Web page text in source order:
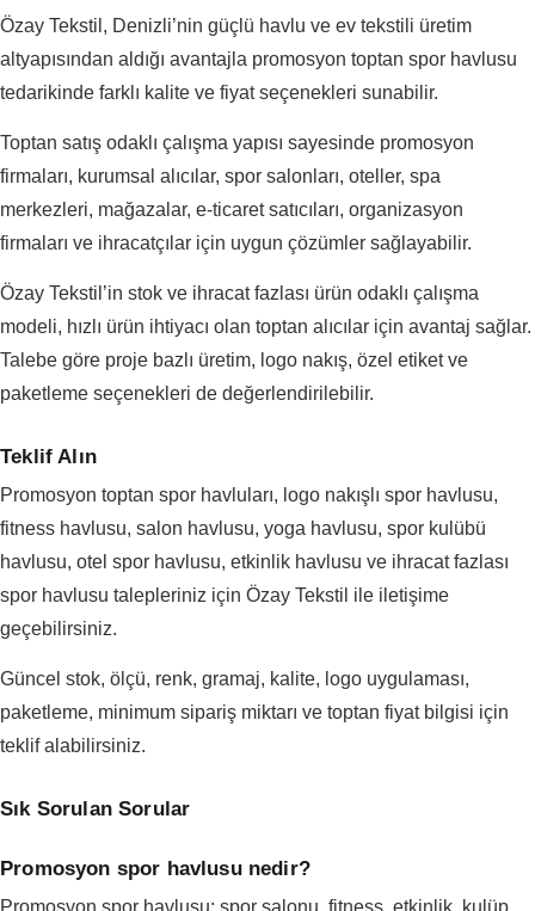
Özay Tekstil, Denizli’nin güçlü havlu ve ev tekstili üretim
altyapısından aldığı avantajla promosyon toptan spor havlusu
tedarikinde farklı kalite ve fiyat seçenekleri sunabilir.
Toptan satış odaklı çalışma yapısı sayesinde promosyon
firmaları, kurumsal alıcılar, spor salonları, oteller, spa
merkezleri, mağazalar, e-ticaret satıcıları, organizasyon
firmaları ve ihracatçılar için uygun çözümler sağlayabilir.
Özay Tekstil’in stok ve ihracat fazlası ürün odaklı çalışma
modeli, hızlı ürün ihtiyacı olan toptan alıcılar için avantaj sağlar.
Talebe göre proje bazlı üretim, logo nakış, özel etiket ve
paketleme seçenekleri de değerlendirilebilir.
Teklif Alın
Promosyon toptan spor havluları, logo nakışlı spor havlusu,
fitness havlusu, salon havlusu, yoga havlusu, spor kulübü
havlusu, otel spor havlusu, etkinlik havlusu ve ihracat fazlası
spor havlusu talepleriniz için Özay Tekstil ile iletişime
geçebilirsiniz.
Güncel stok, ölçü, renk, gramaj, kalite, logo uygulaması,
paketleme, minimum sipariş miktarı ve toptan fiyat bilgisi için
teklif alabilirsiniz.
Sık Sorulan Sorular
Promosyon spor havlusu nedir?
Promosyon spor havlusu; spor salonu, fitness, etkinlik, kulüp,